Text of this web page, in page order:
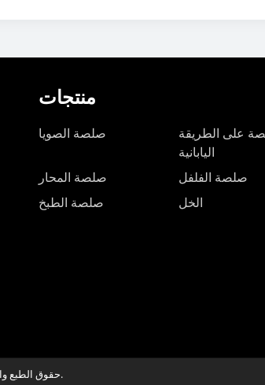
منتجات
صلصة الصويا
على الطريقة
اليابانية
صلصة المحار
صلصة الفلفل
صلصة الطبخ
الخل
حقوق الطبع والنشر © 2026 ليشيدا جميع الحقوق محفوظة.